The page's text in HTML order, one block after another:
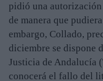
pidió una
de manera que
embargo, Collado,
diciembre se dispone
Justicia de Andalucía
conocerá el fallo del